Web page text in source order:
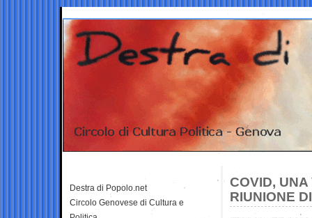
COVID, UNA
RIUNIONE
Destra di Popolo.net
Circolo Genovese di Cultura e